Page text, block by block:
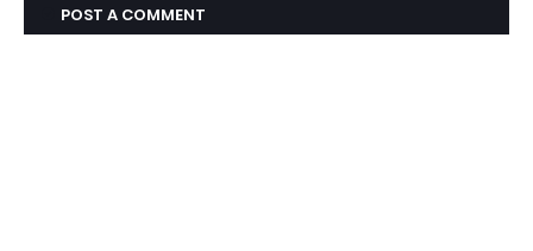
POST A COMMENT